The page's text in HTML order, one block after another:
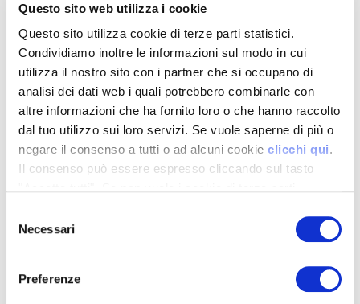
Questo sito web utilizza i cookie
Questo sito utilizza cookie di terze parti statistici.
Condividiamo inoltre le informazioni sul modo in cui
utilizza il nostro sito con i partner che si occupano di
analisi dei dati web i quali potrebbero combinarle con
altre informazioni che ha fornito loro o che hanno raccolto
dal tuo utilizzo sui loro servizi. Se vuole saperne di più o
negare il consenso a tutti o ad alcuni cookie clicchi qui.
Il consenso può essere espresso cliccando sul tasto
delNecessari
Preferenze